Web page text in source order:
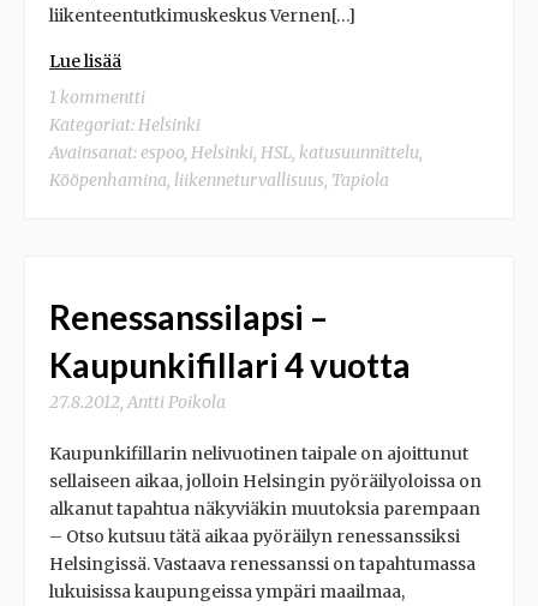
liikenteentutkimuskeskus Vernen[…]
Lue lisää
1 kommentti
Kategoriat:Helsinki
Avainsanat:espoo, Helsinki, HSL, katusuunnittelu,
Kööpenhamina, liikenneturvallisuus, Tapiola
Renessanssilapsi –
Kaupunkifillari 4 vuotta
27.8.2012,Antti Poikola
Kaupunkifillarin nelivuotinen taipale on ajoittunut
sellaiseen aikaa, jolloin Helsingin pyöräilyoloissa on
alkanut tapahtua näkyviäkin muutoksia parempaan
– Otso kutsuu tätä aikaa pyöräilyn renessanssiksi
Helsingissä. Vastaava renessanssi on tapahtumassa
lukuisissa kaupungeissa ympäri maailmaa,